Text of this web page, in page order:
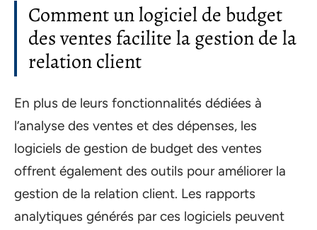
Comment un logiciel de budget
des ventes facilite la gestion de la
relation client
En plus de leurs fonctionnalités dédiées à
l’analyse des ventes et des dépenses, les
logiciels de gestion de budget des ventes
offrent également des outils pour améliorer la
gestion de la relation client. Les rapports
analytiques générés par ces logiciels peuvent